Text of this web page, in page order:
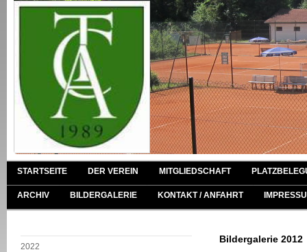
STARTSEITE DER VEREIN MITGLIEDSCHAFT
ARCHIV BILDERGALERIE KONTAKT / ANFAHRT
2022
Bildergalerie 2012